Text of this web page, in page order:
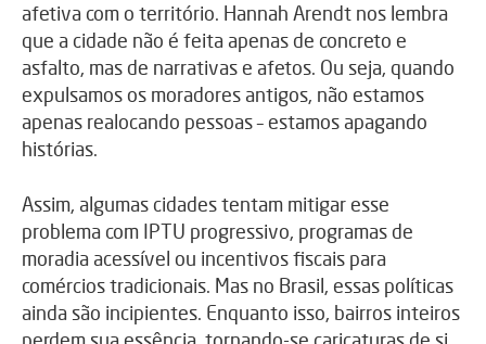
afetiva com o território. Hannah Arendt nos lembra
que a cidade não é feita apenas de concreto e
asfalto, mas de narrativas e afetos. Ou seja, quando
expulsamos os moradores antigos, não estamos
apenas realocando pessoas – estamos apagando
histórias.
Assim, algumas cidades tentam mitigar esse
problema com IPTU progressivo, programas de
moradia acessível ou incentivos fiscais para
comércios tradicionais. Mas no Brasil, essas políticas
ainda são incipientes. Enquanto isso, bairros inteiros